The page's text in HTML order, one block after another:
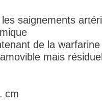
saignements
de la
mais
cm